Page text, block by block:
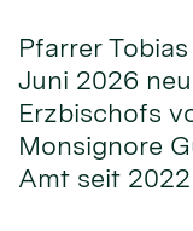
Pfarrer
Juni 2026
Erzbischofs
Monsignore
Amt seit